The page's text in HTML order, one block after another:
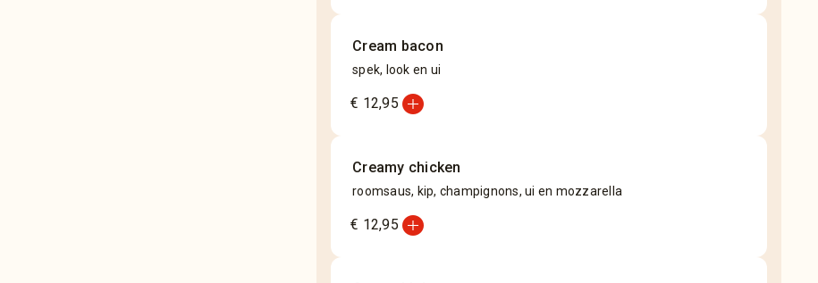
Cream bacon
spek, look en ui
€ 12,95 add_circle
Creamy chicken
roomsaus, kip, champignons, ui en mozzarella
€ 12,95 add_circle